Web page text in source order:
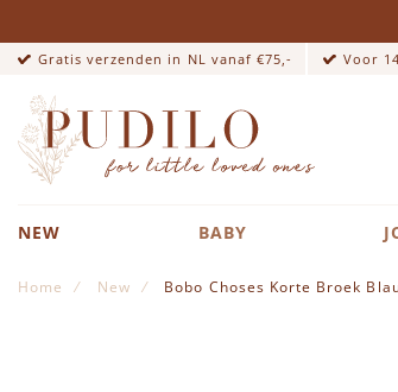
Gratis verzenden in NL vanaf €75,- Voor
NEW BABY
Home New Bobo Choses Korte Broek